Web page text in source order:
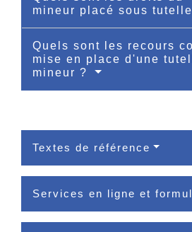
mineur placé sous
Quels sont les recours
mise en place d'une
mineur ?
Textes de référence
Services en ligne et